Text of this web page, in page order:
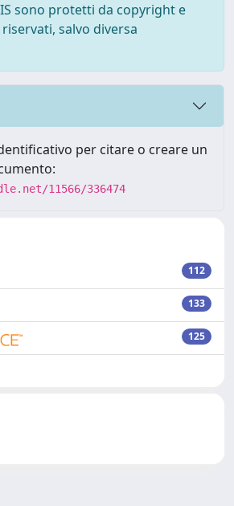
sono protetti da copyright e
salvo diversa
per citare o creare un
11566/336474
112
133
125